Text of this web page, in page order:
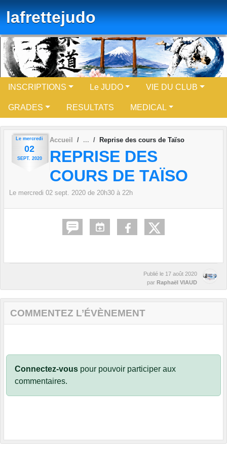
lafrettejudo
INSCRIPTIONS Le JUDO VIE DU CLUB
GRADES RESULTATS MEDICAL
Le mercredi
02
SEPT. 2020
Accueil Reprise des cours de Taïso
REPRISE DES
COURS DE TAÏSO
Le mercredi 02 sept. 2020 de 20h30 à 22h
Publié le 17 août 2020
par Raphaël VIAUD
COMMENTEZ L’ÉVÈNEMENT
Connectez-vous pour pouvoir participer aux
commentaires.